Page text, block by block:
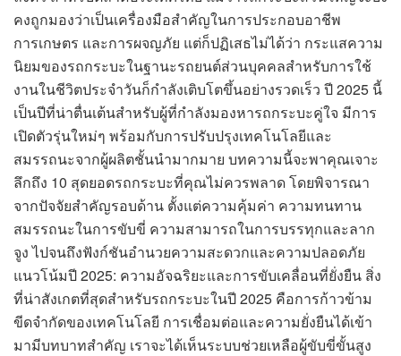
คงถูกมองว่าเป็นเครื่องมือสำคัญในการประกอบอาชีพ
การเกษตร และการผจญภัย แต่ก็ปฏิเสธไม่ได้ว่า กระแสความ
นิยมของรถกระบะในฐานะรถยนต์ส่วนบุคคลสำหรับการใช้
งานในชีวิตประจำวันก็กำลังเติบโตขึ้นอย่างรวดเร็ว ปี 2025 นี้
เป็นปีที่น่าตื่นเต้นสำหรับผู้ที่กำลังมองหารถกระบะคู่ใจ มีการ
เปิดตัวรุ่นใหม่ๆ พร้อมกับการปรับปรุงเทคโนโลยีและ
สมรรถนะจากผู้ผลิตชั้นนำมากมาย บทความนี้จะพาคุณเจาะ
ลึกถึง 10 สุดยอดรถกระบะที่คุณไม่ควรพลาด โดยพิจารณา
จากปัจจัยสำคัญรอบด้าน ตั้งแต่ความคุ้มค่า ความทนทาน
สมรรถนะในการขับขี่ ความสามารถในการบรรทุกและลาก
จูง ไปจนถึงฟังก์ชันอำนวยความสะดวกและความปลอดภัย
แนวโน้มปี 2025: ความอัจฉริยะและการขับเคลื่อนที่ยั่งยืน สิ่ง
ที่น่าสังเกตที่สุดสำหรับรถกระบะในปี 2025 คือการก้าวข้าม
ขีดจำกัดของเทคโนโลยี การเชื่อมต่อและความยั่งยืนได้เข้า
มามีบทบาทสำคัญ เราจะได้เห็นระบบช่วยเหลือผู้ขับขี่ขั้นสูง